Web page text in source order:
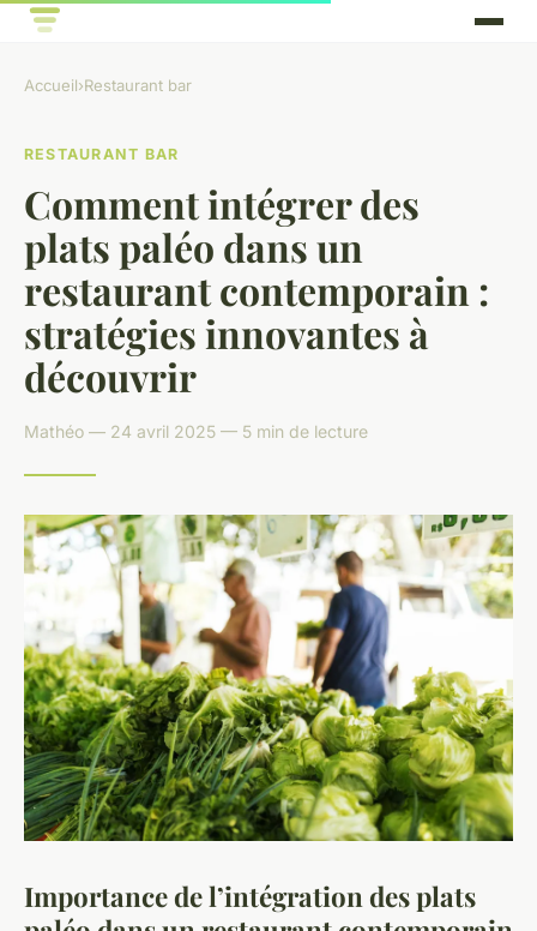
Accueil›Restaurant bar
RESTAURANT BAR
Comment intégrer des
plats paléo dans un
restaurant contemporain :
stratégies innovantes à
découvrir
Mathéo — 24 avril 2025 — 5 min de lecture
Importance de l’intégration des plats